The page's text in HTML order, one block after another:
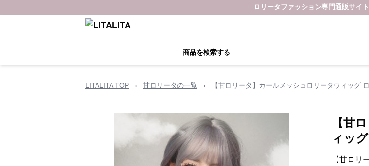
ロリータファッション専門通販サイ
商品を検索する
LITALITA TOP › 甘ロリータの一覧 › 【甘ロリータ】カールメッシュロリータウィッグ
【甘
ィッ
【甘ロリ